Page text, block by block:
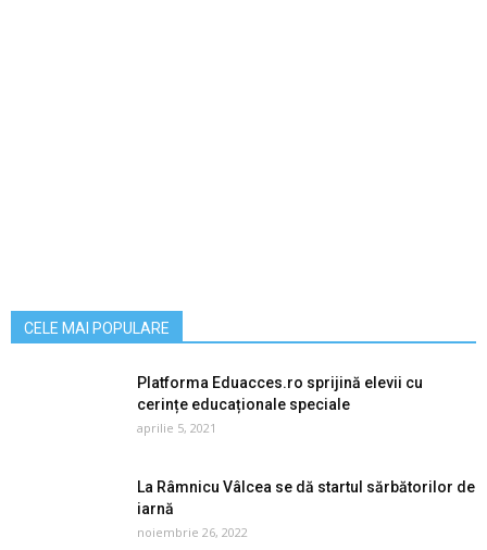
CELE MAI POPULARE
Platforma Eduacces.ro sprijină elevii cu
cerințe educaționale speciale
aprilie 5, 2021
La Râmnicu Vâlcea se dă startul sărbătorilor de
iarnă
noiembrie 26, 2022